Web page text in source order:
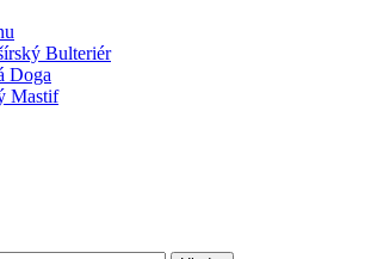
Bulteriér
Doga
Mastif